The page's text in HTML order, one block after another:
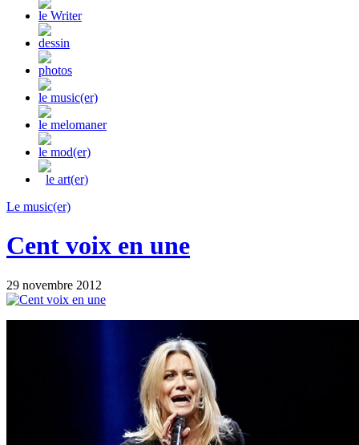
le Writer
dessin
photos
le music(er)
le melomaner
le mod(er)
le art(er)
Le music(er)
Cent voix en une
29 novembre 2012